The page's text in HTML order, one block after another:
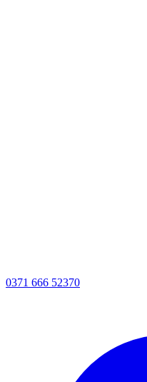
0371 666 52370